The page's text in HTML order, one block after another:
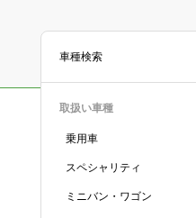
車種検索
取扱い車種
乗用車
スペシャリティ
ミニバン・ワゴン